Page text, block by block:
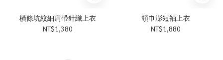
橫條坑紋細肩帶針織上衣
NT$1,380
領巾澎短袖上衣
NT$1,880